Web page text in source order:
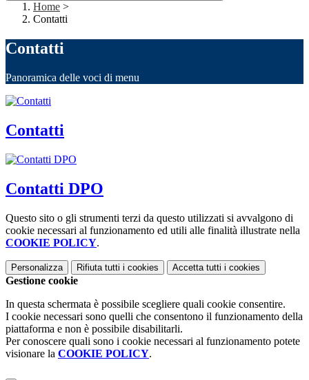
Home >
Contatti
Contatti
Panoramica delle voci di menu
Contatti
Contatti DPO
Questo sito o gli strumenti terzi da questo utilizzati si avvalgono di
cookie necessari al funzionamento ed utili alle finalità illustrate nella
COOKIE POLICY.
Personalizza Rifiuta tutti i cookies Accetta tutti i cookies
Gestione cookie
In questa schermata è possibile scegliere quali cookie consentire.
I cookie necessari sono quelli che consentono il funzionamento della
piattaforma e non è possibile disabilitarli.
Per conoscere quali sono i cookie necessari al funzionamento potete
visionare la COOKIE POLICY.